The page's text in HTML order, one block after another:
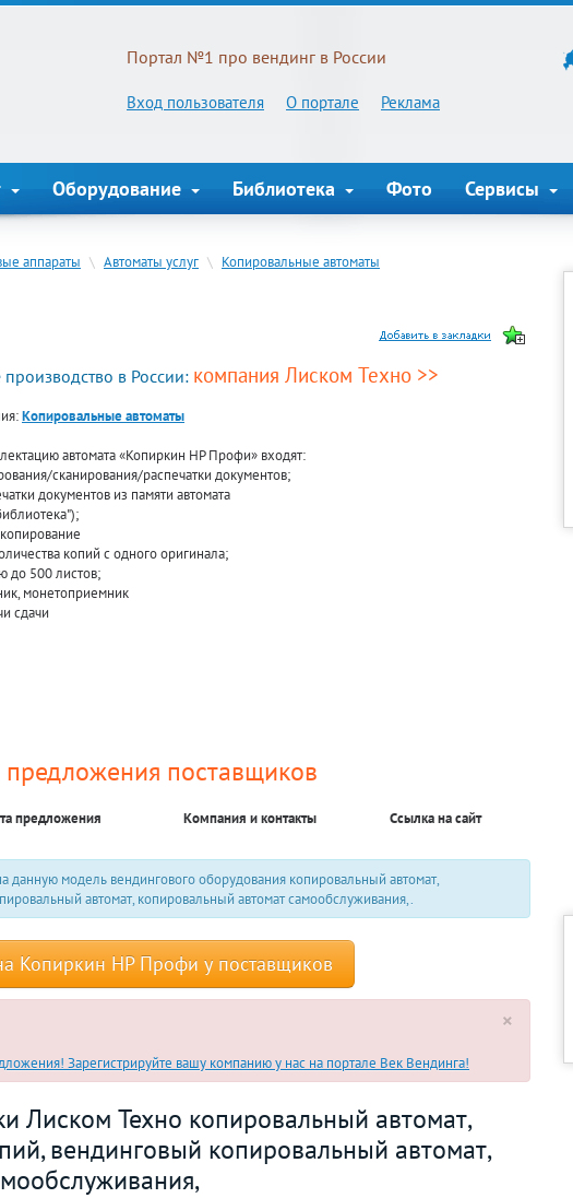
Портал №1 про вендинг в России
Вход пользователя О портале Реклама
Оборудование Библиотека Фото Сервисы
аппараты \ Автоматы услуг \ Копировальные автоматы
производство в России: компания Лиском Техно >>
Копировальные автоматы
автомата «Копиркин HP Профи» входят:
сканирования/распечатки документов;
документов из памяти автомата
копий с одного оригинала;
до 500 листов;
монетоприемник
сдачи
поставщиков
предложения Компания и контакты Ссылка на сайт
модель вендингового оборудования копировальный автомат,
автомат, копировальный автомат самообслуживания,.
Копиркин HP Профи у поставщиков
×
Зарегистрируйте вашу компанию у нас на портале Век Вендинга!
Лиском Техно копировальный автомат,
вендинговый копировальный автомат,